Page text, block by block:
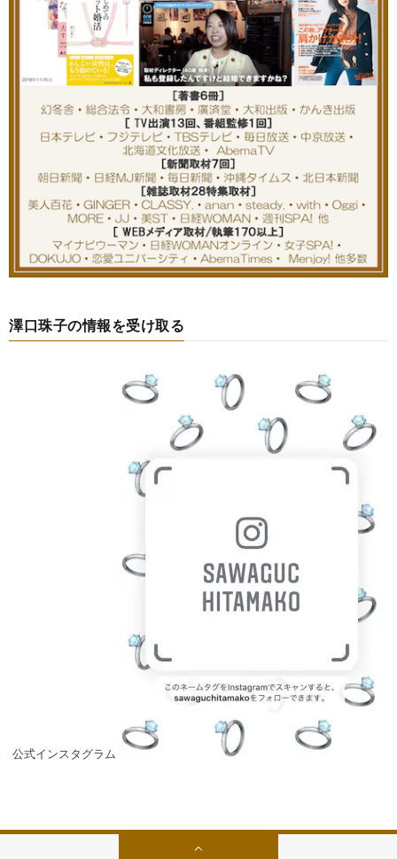
澤口珠子の情報を受け取る
公式インスタグラム